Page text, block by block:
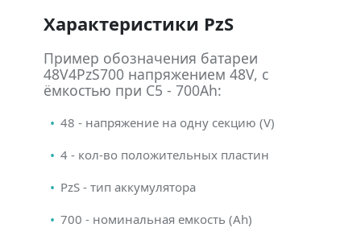
Характеристики PzS
Пример обозначения батареи
48V4PzS700 напряжением 48V, с
ёмкостью при C5 - 700Ah:
48 - напряжение на одну секцию (V)
4 - кол-во положительных пластин
PzS - тип аккумулятора
700 - номинальная емкость (Ah)